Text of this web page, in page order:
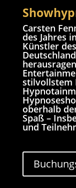
Carsten
des Jahres
Künstler
stilvollstem
oberhalb
Spaß –
und